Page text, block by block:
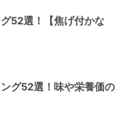
52選！【焦げ付かな
グ52選！味や栄養価の